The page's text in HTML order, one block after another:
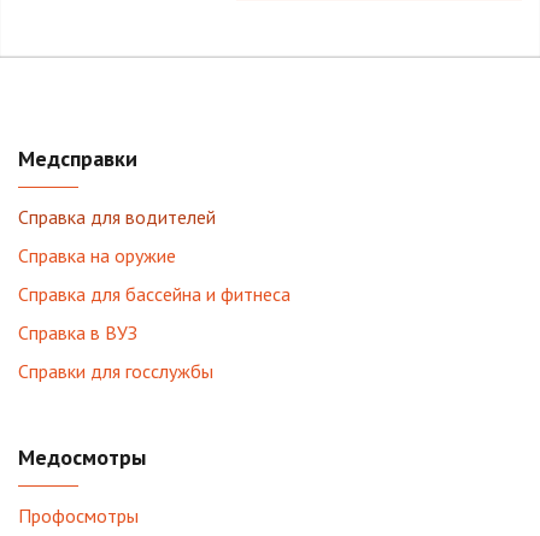
Медсправки
Справка для водителей
Справка на оружие
Справка для бассейна и фитнеса
Справка в ВУЗ
Справки для госслужбы
Медосмотры
Профосмотры